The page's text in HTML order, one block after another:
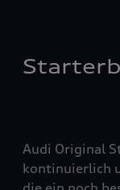
Audi Original
kontinuierlich